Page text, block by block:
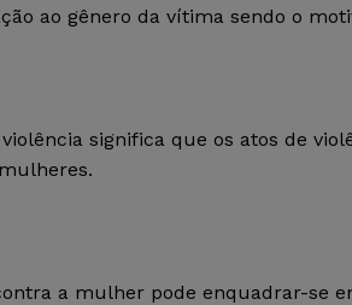
ao gênero da vítima sendo o
significa que os atos de
a mulher pode enquadrar-se